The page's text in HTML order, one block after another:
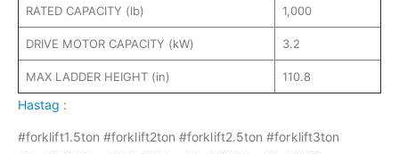
RATED CAPACITY (lb) 1,000
DRIVE MOTOR CAPACITY (kW) 3.2
MAX LADDER HEIGHT (in) 110.8
Hastag :
#forklift1.5ton #forklift2ton #forklift2.5ton #forklift3ton